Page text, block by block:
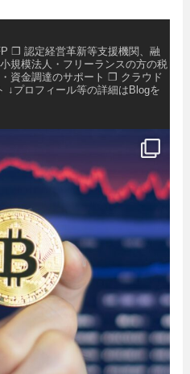
❐ 認定経営革新等支援機関、融
規模法人・フリーランスの方の税
資金調達のサポート ❐ クラウド
↓プロフィール等の詳細はBlogを